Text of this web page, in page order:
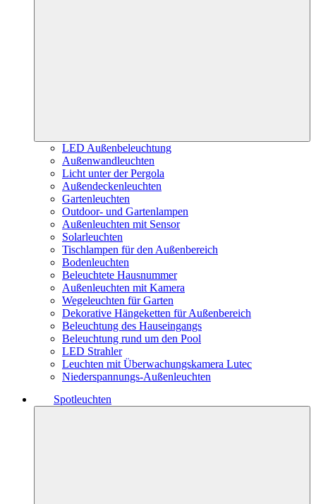
LED Außenbeleuchtung
Außenwandleuchten
Licht unter der Pergola
Außendeckenleuchten
Gartenleuchten
Outdoor- und Gartenlampen
Außenleuchten mit Sensor
Solarleuchten
Tischlampen für den Außenbereich
Bodenleuchten
Beleuchtete Hausnummer
Außenleuchten mit Kamera
Wegeleuchten für Garten
Dekorative Hängeketten für Außenbereich
Beleuchtung des Hauseingangs
Beleuchtung rund um den Pool
LED Strahler
Leuchten mit Überwachungskamera Lutec
Niederspannungs-Außenleuchten
Spotleuchten